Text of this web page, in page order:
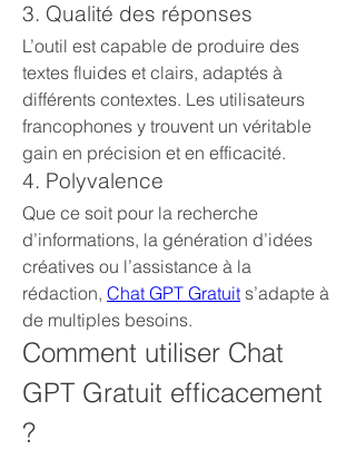
3. Qualité des réponses
L’outil est capable de produire des
textes fluides et clairs, adaptés à
différents contextes. Les utilisateurs
francophones y trouvent un véritable
gain en précision et en efficacité.
4. Polyvalence
Que ce soit pour la recherche
d’informations, la génération d’idées
créatives ou l’assistance à la
rédaction, Chat GPT Gratuit s’adapte à
de multiples besoins.
Comment utiliser Chat
GPT Gratuit efficacement
?